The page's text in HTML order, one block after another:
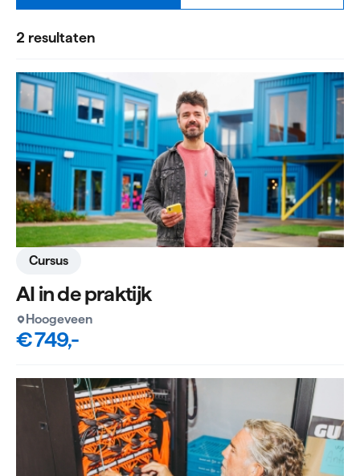
2 resultaten
AI in de praktijk
Cursus
Hoogeveen
€ 749,-